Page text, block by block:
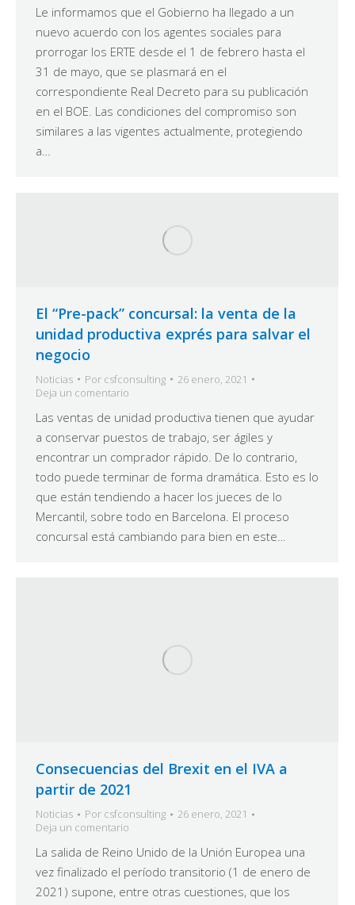
Le informamos que el Gobierno ha llegado a un
nuevo acuerdo con los agentes sociales para
prorrogar los ERTE desde el 1 de febrero hasta el
31 de mayo, que se plasmará en el
correspondiente Real Decreto para su publicación
en el BOE. Las condiciones del compromiso son
similares a las vigentes actualmente, protegiendo
a…
El “Pre-pack” concursal: la venta de la
unidad productiva exprés para salvar el
negocio
Noticias Por csfconsulting
26 enero, 2021
Deja un comentario
Las ventas de unidad productiva tienen que ayudar
a conservar puestos de trabajo, ser ágiles y
encontrar un comprador rápido. De lo contrario,
todo puede terminar de forma dramática. Esto es lo
que están tendiendo a hacer los jueces de lo
Mercantil, sobre todo en Barcelona. El proceso
concursal está cambiando para bien en este…
Consecuencias del Brexit en el IVA a
partir de 2021
Noticias Por csfconsulting
26 enero, 2021
Deja un comentario
La salida de Reino Unido de la Unión Europea una
vez finalizado el período transitorio (1 de enero de
2021) supone, entre otras cuestiones, que los